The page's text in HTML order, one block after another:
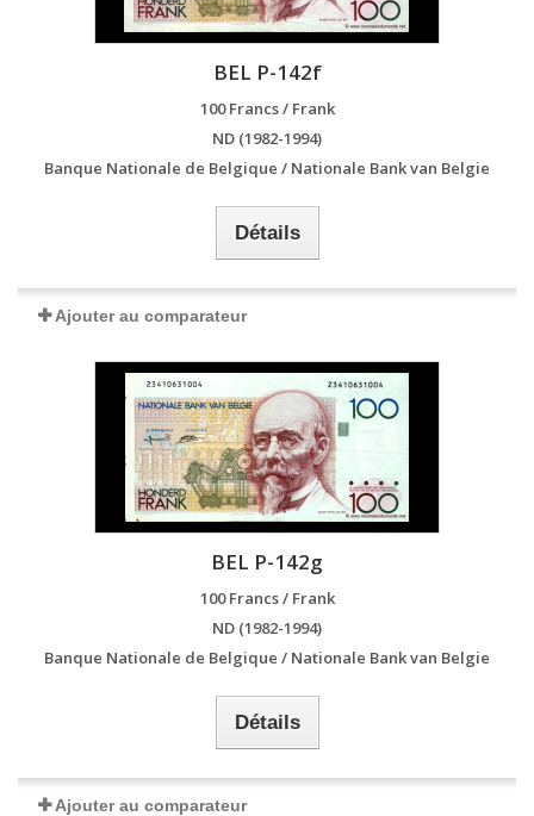
BEL P-142f
100 Francs / Frank
ND (1982-1994)
Banque Nationale de Belgique / Nationale Bank van Belgie
Détails
Ajouter au comparateur
BEL P-142g
100 Francs / Frank
ND (1982-1994)
Banque Nationale de Belgique / Nationale Bank van Belgie
Détails
Ajouter au comparateur